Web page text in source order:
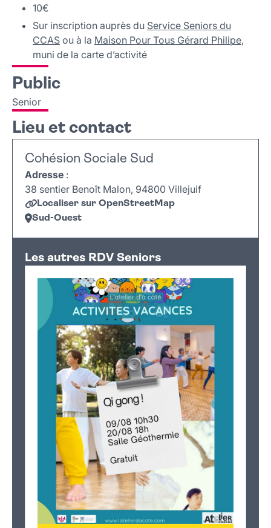
10€
Sur inscription auprès du Service Seniors du
CCAS ou à la Maison Pour Tous Gérard Philipe,
muni de la carte d’activité
Public
Senior
Lieu et contact
Cohésion Sociale Sud
Adresse :
38 sentier Benoît Malon, 94800 Villejuif
Localiser sur OpenStreetMap
Sud-Ouest
+
−
Les autres RDV Seniors